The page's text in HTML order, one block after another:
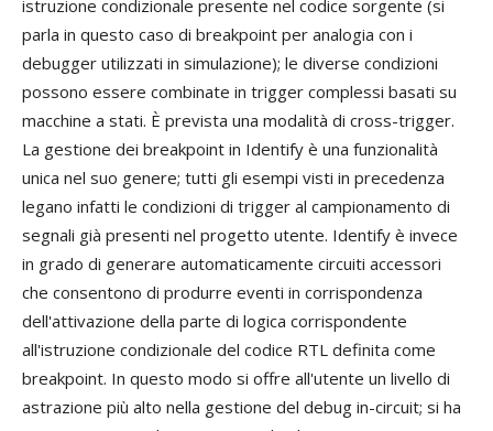
istruzione condizionale presente nel codice sorgente (si
parla in questo caso di breakpoint per analogia con i
debugger utilizzati in simulazione); le diverse condizioni
possono essere combinate in trigger complessi basati su
macchine a stati. È prevista una modalità di cross-trigger.
La gestione dei breakpoint in Identify è una funzionalità
unica nel suo genere; tutti gli esempi visti in precedenza
legano infatti le condizioni di trigger al campionamento di
segnali già presenti nel progetto utente. Identify è invece
in grado di generare automaticamente circuiti accessori
che consentono di produrre eventi in corrispondenza
dell'attivazione della parte di logica corrispondente
all'istruzione condizionale del codice RTL definita come
breakpoint. In questo modo si offre all'utente un livello di
astrazione più alto nella gestione del debug in-circuit; si ha